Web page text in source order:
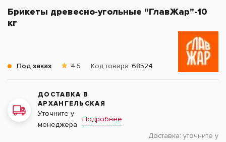
Брикеты древесно-угольные "ГлавЖар"-10
кг
Под заказ 4.5 Код товара 68524
ДОСТАВКА В
АРХАНГЕЛЬСКАЯ
Уточните у
менеджера
Подробнее
Доставка: уточните у